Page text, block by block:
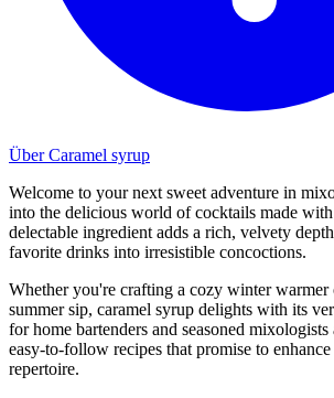
Über Caramel syrup
Welcome to your next sweet adventure in
into the delicious world of cocktails made
delectable ingredient adds a rich, velvety
favorite drinks into irresistible concoctions.
Whether you're crafting a cozy winter warmer
summer sip, caramel syrup delights with its
for home bartenders and seasoned
easy-to-follow recipes that promise to
repertoire.